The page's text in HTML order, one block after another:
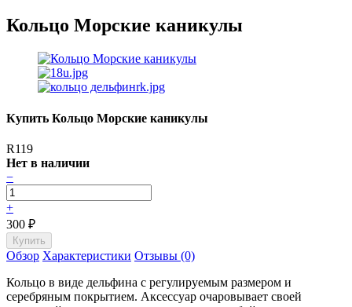
Кольцо Морские каникулы
Купить Кольцо Морские каникулы
R119
Нет в наличии
−
+
300 ₽
Обзор Характеристики Отзывы (0)
Кольцо в виде дельфина с регулируемым размером и
серебряным покрытием. Аксессуар очаровывает своей